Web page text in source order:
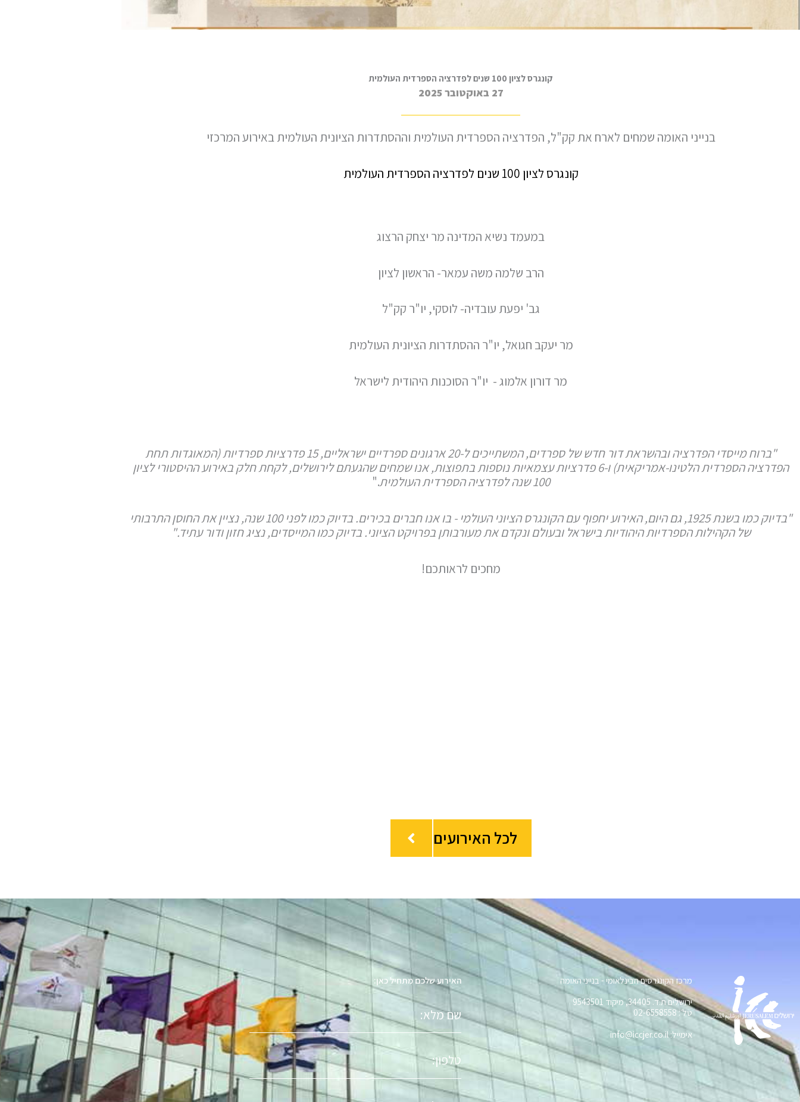
קונגרס לציון 100 שנים לפדרציה הספרדית העולמית
27 באוקטובר 2025
בנייני האומה שמחים לארח את קק"ל, הפדרציה הספרדית העולמית וההסתדרות הציונית העולמית באירוע המרכזי
קונגרס לציון 100 שנים לפדרציה הספרדית העולמית
במעמד נשיא המדינה מר יצחק הרצוג
הרב שלמה משה עמאר- הראשון לציון
גב' יפעת עובדיה- לוסקי, יו"ר קק"ל
מר יעקב חגואל, יו"ר ההסתדרות הציונית העולמית
מר דורון אלמוג - יו"ר הסוכנות היהודית לישראל
"ברוח מייסדי הפדרציה ובהשראת דור חדש של ספרדים, המשתייכים ל-20 ארגונים ספרדיים ישראליים, 15 פדרציות ספרדיות (המאוגדות תחת
הפדרציה הספרדית הלטינו-אמריקאית) ו-6 פדרציות עצמאיות נוספות בתפוצות, אנו שמחים שהגעתם לירושלים, לקחת חלק באירוע ההיסטורי לציון
100 שנה לפדרציה הספרדית העולמית
."
"בדיוק כמו בשנת 1925, גם היום, האירוע יחפוף עם הקונגרס הציוני העולמי - בו אנו חברים בכירים. בדיוק כמו לפני 100 שנה, נציין את החוסן התרבותי
של הקהילות הספרדיות היהודיות בישראל ובעולם ונקדם את מעורבותן בפרויקט הציוני. בדיוק כמו המייסדים, נציג חזון ודור עתיד."
מחכים לראותכם!
לכל האירועים
מרכז הקונגרסים הבינלאומי - בנייני האומה
ירושלים ת.ד. 34405, מיקוד 9543501
טל׳: 02-6558558
אימייל: info@iccjer.co.il
האירוע שלכם מתחיל כאן:
מלא
טלפון
אימייל